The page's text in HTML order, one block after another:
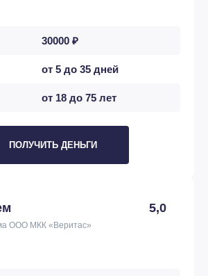
30000 ₽
от 5 до 35 дней
от 18 до 75 лет
ПОЛУЧИТЬ ДЕНЬГИ
5,0
ООО МКК «Веритас»